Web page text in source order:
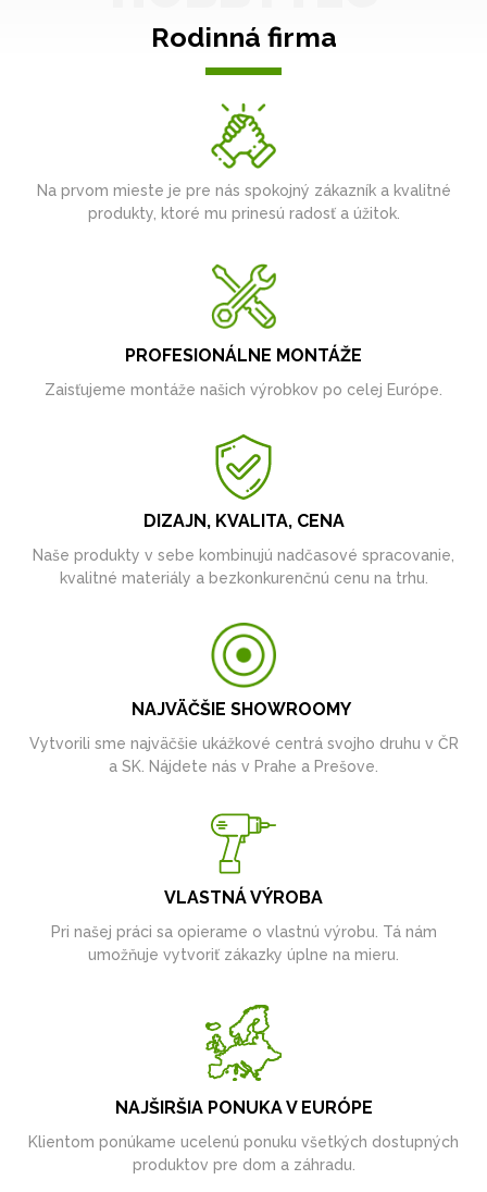
Rodinná firma
Na prvom mieste je pre nás spokojný zákazník a kvalitné
produkty, ktoré mu prinesú radosť a úžitok.
PROFESIONÁLNE MONTÁŽE
Zaisťujeme montáže našich výrobkov po celej Európe.
DIZAJN, KVALITA, CENA
Naše produkty v sebe kombinujú nadčasové spracovanie,
kvalitné materiály a bezkonkurenčnú cenu na trhu.
NAJVÄČŠIE SHOWROOMY
Vytvorili sme najväčšie ukážkové centrá svojho druhu v ČR
a SK. Nájdete nás v Prahe a Prešove.
VLASTNÁ VÝROBA
Pri našej práci sa opierame o vlastnú výrobu. Tá nám
umožňuje vytvoriť zákazky úplne na mieru.
NAJŠIRŠIA PONUKA V EURÓPE
Klientom ponúkame ucelenú ponuku všetkých dostupných
produktov pre dom a záhradu.